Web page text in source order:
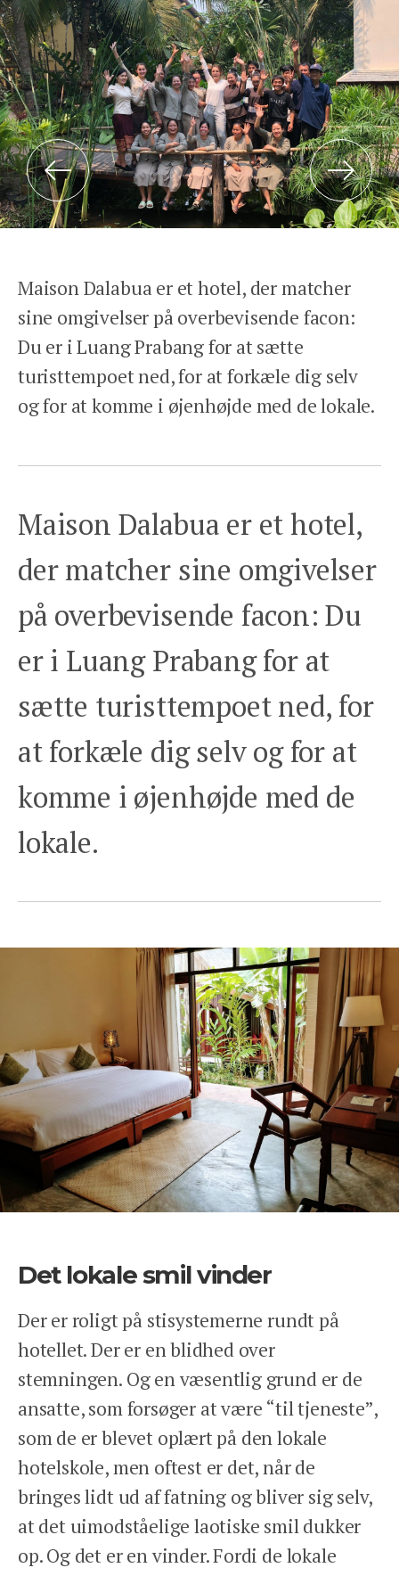
Previous Next
Maison Dalabua er et hotel, der matcher
sine omgivelser på overbevisende facon:
Du er i Luang Prabang for at sætte
turisttempoet ned, for at forkæle dig selv
og for at komme i øjenhøjde med de lokale.
Maison Dalabua er et hotel,
der matcher sine omgivelser
på overbevisende facon: Du
er i Luang Prabang for at
sætte turisttempoet ned, for
at forkæle dig selv og for at
komme i øjenhøjde med de
lokale.
Det lokale smil vinder
Der er roligt på stisystemerne rundt på
hotellet. Der er en blidhed over
stemningen. Og en væsentlig grund er de
ansatte, som forsøger at være “til tjeneste”,
som de er blevet oplært på den lokale
hotelskole, men oftest er det, når de
bringes lidt ud af fatning og bliver sig selv,
at det uimodståelige laotiske smil dukker
op. Og det er en vinder. Fordi de lokale